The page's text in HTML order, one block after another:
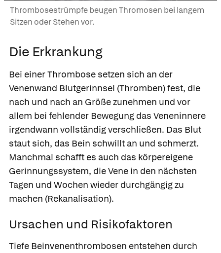
Thrombosestrümpfe beugen Thromosen bei langem
Sitzen oder Stehen vor.
Die Erkrankung
Bei einer Thrombose setzen sich an der
Venenwand Blutgerinnsel (Thromben) fest, die
nach und nach an Größe zunehmen und vor
allem bei fehlender Bewegung das Veneninnere
irgendwann vollständig verschließen. Das Blut
staut sich, das Bein schwillt an und schmerzt.
Manchmal schafft es auch das körpereigene
Gerinnungssystem, die Vene in den nächsten
Tagen und Wochen wieder durchgängig zu
machen (Rekanalisation).
Ursachen und Risikofaktoren
Tiefe Beinvenenthrombosen entstehen durch